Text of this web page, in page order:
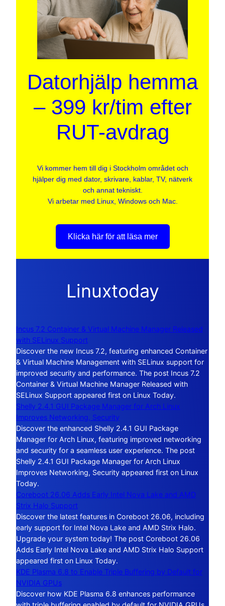
Datorhjälp hemma
– 399 kr/tim efter
RUT-avdrag
Vi kommer hem till dig i Stockholm området och
hjälper dig med dator, skrivare, kablar, TV, nätverk
och annat tekniskt.
Vi arbetar med Linux, Windows och Mac.
Klicka här för att läsa mer
Linuxtoday
Incus 7.2 Container & Virtual Machine Manager Released
with SELinux Support
Discover the new Incus 7.2, featuring enhanced Container
& Virtual Machine Management with SELinux support for
improved security and performance. The post Incus 7.2
Container & Virtual Machine Manager Released with
SELinux Support appeared first on Linux Today.
Shelly 2.4.1 GUI Package Manager for Arch Linux
Improves Networking, Security
Discover the enhanced Shelly 2.4.1 GUI Package
Manager for Arch Linux, featuring improved networking
and security for a seamless user experience. The post
Shelly 2.4.1 GUI Package Manager for Arch Linux
Improves Networking, Security appeared first on Linux
Today.
Coreboot 26.06 Adds Early Intel Nova Lake and AMD
Strix Halo Support
Discover the latest features in Coreboot 26.06, including
early support for Intel Nova Lake and AMD Strix Halo.
Upgrade your system today! The post Coreboot 26.06
Adds Early Intel Nova Lake and AMD Strix Halo Support
appeared first on Linux Today.
KDE Plasma 6.8 to Enable Triple Buffering by Default for
NVIDIA GPUs
Discover how KDE Plasma 6.8 enhances performance